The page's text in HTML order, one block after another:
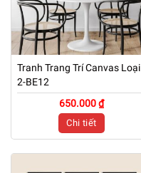
Tranh Trang Trí Canvas Loại
2-BE12
650.000 ₫
Chi tiết